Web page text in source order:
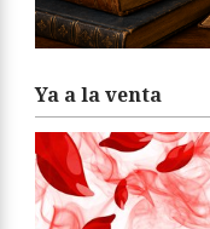
Ya a la venta